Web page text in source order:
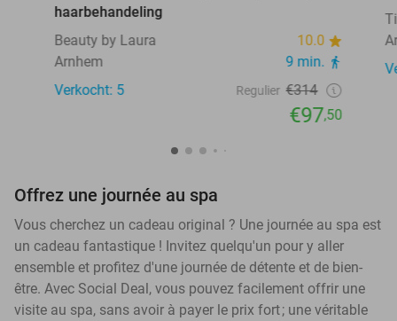
haarbehandeling
Beauty by Laura
10.0
Arnhem
9 min.
Verkocht: 5
Regulier €314
€97,50
Offrez une journée au spa
Vous cherchez un cadeau original ? Une journée au spa est
un cadeau fantastique ! Invitez quelqu'un pour y aller
ensemble et profitez d'une journée de détente et de bien-
être. Avec Social Deal, vous pouvez facilement offrir une
visite au spa, sans avoir à payer le prix fort ; une véritable